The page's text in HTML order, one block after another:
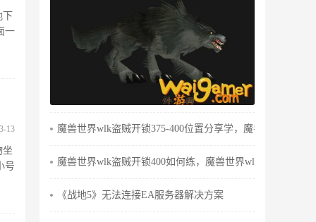
下
一
13
坐
号
魔兽世界wlk盗贼开锁375-400位置分享学，魔兽世界wlk怀
魔兽世界wlk盗贼开锁400如何练，魔兽世界wlk盗贼天赋
《战地5》无法连接EA服务器解决方案